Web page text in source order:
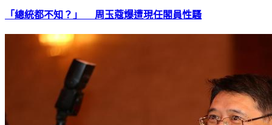
「總統都不知？」 周玉蔻爆遭現任閣員性騷